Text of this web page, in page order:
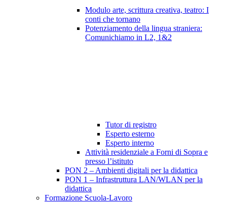
Modulo arte, scrittura creativa, teatro: I
conti che tornano
Potenziamento della lingua straniera:
Comunichiamo in L2, 1&2
Tutor di registro
Esperto esterno
Esperto interno
Attività residenziale a Forni di Sopra e
presso l’istituto
PON 2 – Ambienti digitali per la didattica
PON 1 – Infrastruttura LAN/WLAN per la
didattica
Formazione Scuola-Lavoro